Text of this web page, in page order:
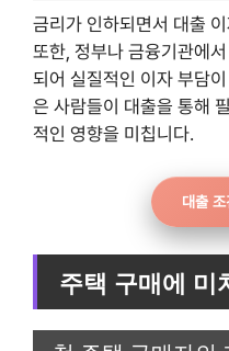
금리가 인하되면서 대출
또한, 정부나 금융기관에
되어 실질적인 이자 부담
은 사람들이 대출을 통해
적인 영향을 미칩니다.
대출
주택 구매에 미